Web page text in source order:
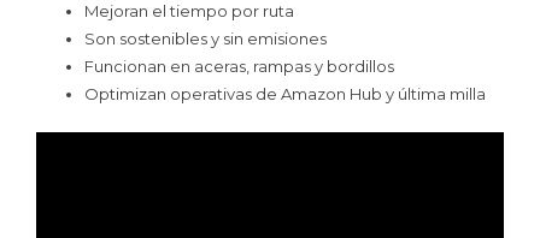
Mejoran el tiempo por ruta
Son sostenibles y sin emisiones
Funcionan en aceras, rampas y bordillos
Optimizan operativas de Amazon Hub y última milla